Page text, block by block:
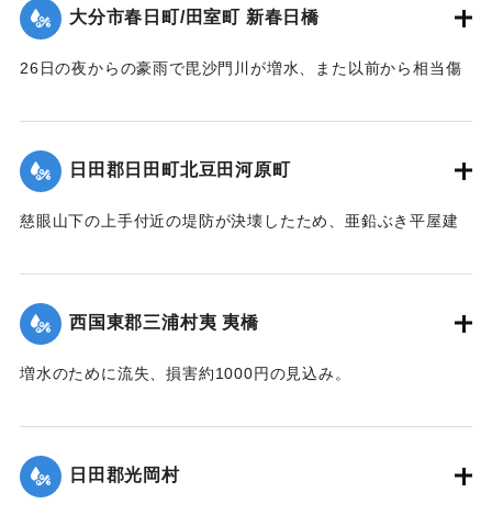
｜固有コード: 00330025
大分市春日町/田室町 新春日橋
26日の夜からの豪雨で毘沙門川が増水、また以前から相当傷
｜固有コード:
日田郡日田町北豆田河原町
慈眼山下の上手付近の堤防が決壊したため、亜鉛ぶき平屋建
｜固有コード:
西国東郡三浦村夷 夷橋
増水のために流失、損害約1000円の見込み。
｜固有コード:00330028
日田郡光岡村